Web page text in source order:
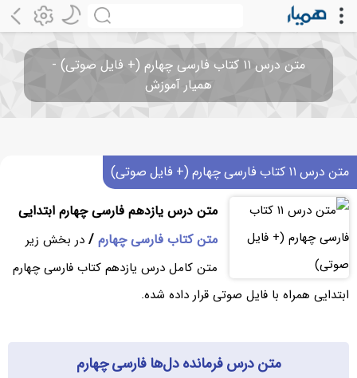
متن درس ۱۱ کتاب فارسی چهارم (+ فایل صوتی) -
همیار آموزش
متن درس ۱۱ کتاب فارسی چهارم (+ فایل صوتی)
متن درس یازدهم فارسی چهارم ابتدایی
متن کتاب فارسی چهارم/ در بخش زیر
متن کامل درس یازدهم کتاب فارسی چهارم
ابتدایی همراه با فایل صوتی قرار داده شده.
متن درس فرمانده دل‌ها فارسی چهارم